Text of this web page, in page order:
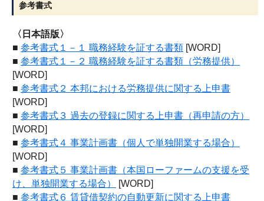
参考書式
〈日本語版〉
■ 参考書式１－１ 職務経験を証する書類 [WORD]
■ 参考書式１－２ 職務経験を証する書類（労務提供）
[WORD]
■ 参考書式２ 本邦における労務提供に関する上申書
[WORD]
■ 参考書式３ 過去の登録に関する上申書（再申請の方）
[WORD]
■ 参考書式４ 事業計画書（個人で単独開業する場合）
[WORD]
■ 参考書式５ 事業計画書（本国ローファームの支援を受
け、単独開業する場合）
[WORD]
■ 参考書式６ 賃貸借契約の自動更新に関する上申書